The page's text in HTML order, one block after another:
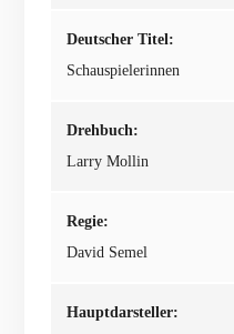
Deutscher Titel:
Schauspielerinnen
Drehbuch:
Larry Mollin
Regie:
David Semel
Hauptdarsteller: